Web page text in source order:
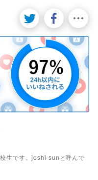
生です。joshi-sunと呼んで